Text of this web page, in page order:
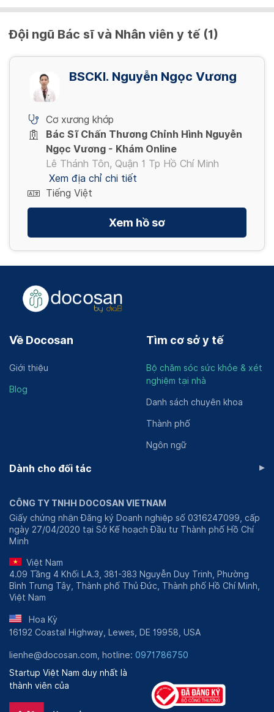
Đội ngũ Bác sĩ và Nhân viên y tế (1)
BSCKI. Nguyễn Ngọc Vương
Cơ xương khớp
Bác Sĩ Chấn Thương Chỉnh Hình Nguyễn
Ngọc Vương - Khám Online
Lê Thánh Tôn, Quận 1 Tp Hồ Chí Minh
Xem địa chỉ chi tiết
Tiếng Việt
Xem hồ sơ
Về Docosan
Giới thiệu
Blog
Tìm cơ sở y tế
Bộ chăm sóc sức khỏe & xét
nghiệm tại nhà
Danh sách chuyên khoa
Thành phố
Ngôn ngữ
Dành cho đối tác ▸
CÔNG TY TNHH DOCOSAN VIETNAM
Giấy chứng nhận Đăng ký Doanh nghiệp số 0316247099, cấp
ngày 27/04/2020 tại Sở Kế hoạch Đầu tư Thành phố Hồ Chí
Minh
Việt Nam
4.09 Tầng 4 Khối LA.3, 381-383 Nguyễn Duy Trinh, Phường
Bình Trưng Tây, Thành phố Thủ Đức, Thành phố Hồ Chí Minh,
Việt Nam
Hoa Kỳ
16192 Coastal Highway, Lewes, DE 19958, USA
lienhe@docosan.com, hotline: 0971786750
Startup Việt Nam duy nhất là
thành viên của